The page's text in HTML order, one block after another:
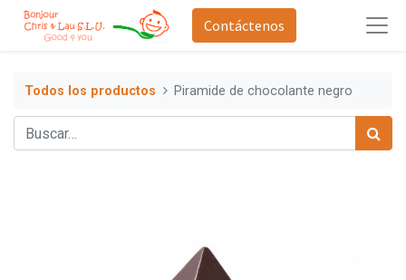
Contáctenos
Todos los productos Piramide de chocolante negro